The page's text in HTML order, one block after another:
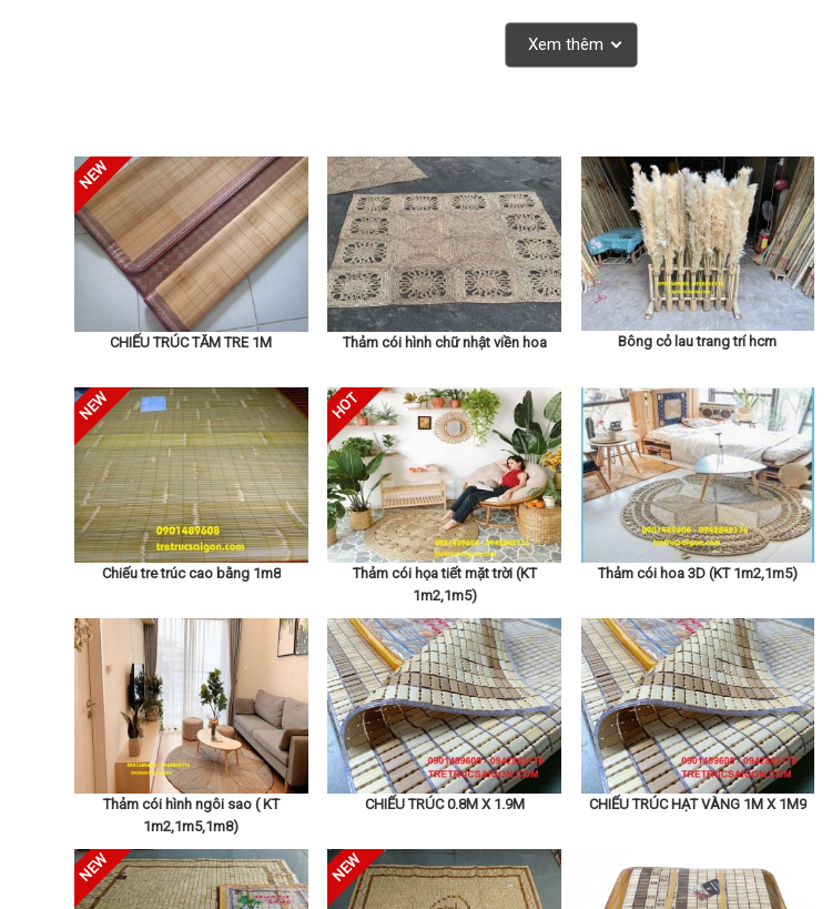
Xem thêm
CHIẾU TRÚC TĂM TRE 1M Thảm cói hình chữ nhật viền hoa Bông cỏ lau trang trí hcm
Chiếu tre trúc cao bằng 1m8
Thảm cói họa tiết mặt trời (KT
1m2,1m5)
Thảm cói hoa 3D (KT 1m2,1m5)
Thảm cói hình ngôi sao ( KT
1m2,1m5,1m8)
CHIẾU TRÚC 0.8M X 1.9M CHIẾU TRÚC HẠT VÀNG 1M X 1M9